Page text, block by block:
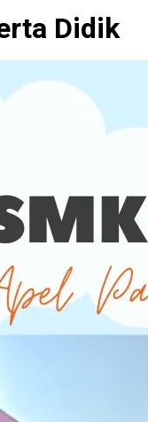
Didik